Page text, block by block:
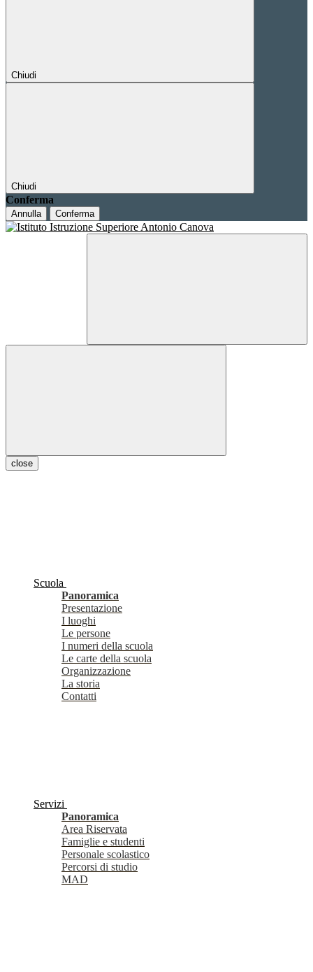
Chiudi
Chiudi
Conferma
Annulla Conferma
close
Scuola
Panoramica
Presentazione
I luoghi
Le persone
I numeri della scuola
Le carte della scuola
Organizzazione
La storia
Contatti
Servizi
Panoramica
Area Riservata
Famiglie e studenti
Personale scolastico
Percorsi di studio
MAD